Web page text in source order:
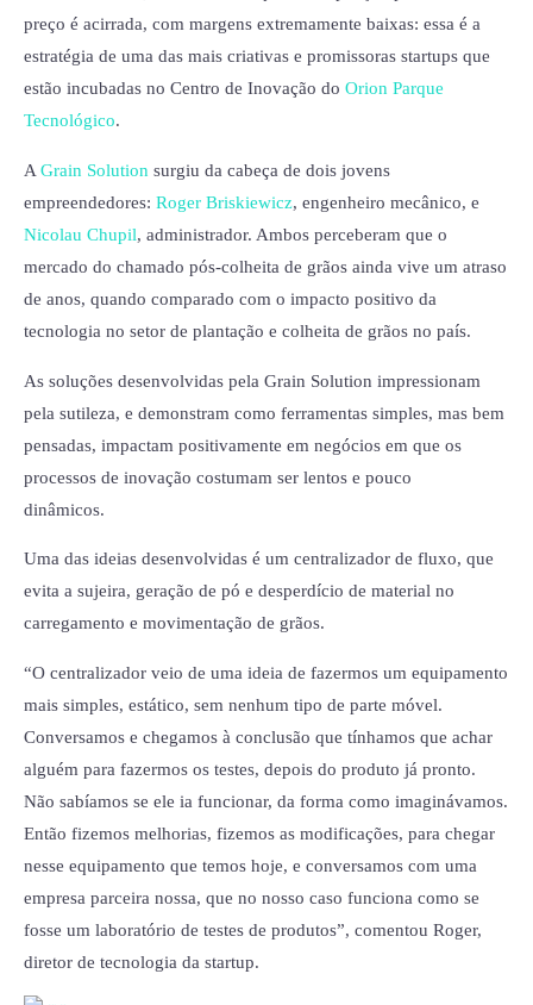
preço é acirrada, com margens extremamente baixas: essa é a
estratégia de uma das mais criativas e promissoras startups que
estão incubadas no Centro de Inovação do Orion Parque
Tecnológico.
A Grain Solution surgiu da cabeça de dois jovens
empreendedores: Roger Briskiewicz, engenheiro mecânico, e
Nicolau Chupil, administrador. Ambos perceberam que o
mercado do chamado pós-colheita de grãos ainda vive um atraso
de anos, quando comparado com o impacto positivo da
tecnologia no setor de plantação e colheita de grãos no país.
As soluções desenvolvidas pela Grain Solution impressionam
pela sutileza, e demonstram como ferramentas simples, mas bem
pensadas, impactam positivamente em negócios em que os
processos de inovação costumam ser lentos e pouco
dinâmicos.
Uma das ideias desenvolvidas é um centralizador de fluxo, que
evita a sujeira, geração de pó e desperdício de material no
carregamento e movimentação de grãos.
“O centralizador veio de uma ideia de fazermos um equipamento
mais simples, estático, sem nenhum tipo de parte móvel.
Conversamos e chegamos à conclusão que tínhamos que achar
alguém para fazermos os testes, depois do produto já pronto.
Não sabíamos se ele ia funcionar, da forma como imaginávamos.
Então fizemos melhorias, fizemos as modificações, para chegar
nesse equipamento que temos hoje, e conversamos com uma
empresa parceira nossa, que no nosso caso funciona como se
fosse um laboratório de testes de produtos”, comentou Roger,
diretor de tecnologia da startup.